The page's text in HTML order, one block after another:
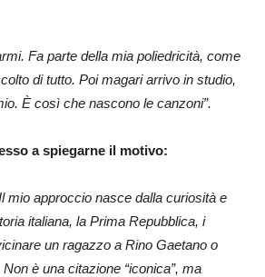
Fa parte della mia poliedricità, come
di tutto. Poi magari arrivo in studio,
È così che nascono le canzoni”.
a spiegarne il motivo:
mio approccio nasce dalla curiosità e
italiana, la Prima Repubblica, i
un ragazzo a Rino Gaetano o
è una citazione “iconica”, ma